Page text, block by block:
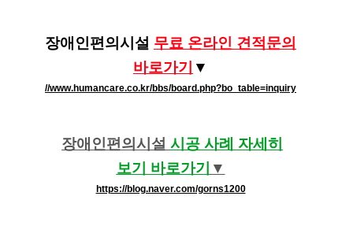
장애인편의시설 무료 온라인 견적문의
바로가기​ ​​▼
//www.humancare.co.kr/bbs/board.php?bo_table=inquiry
장애인편의시설 시공 사례 자세히
보기
바로가기 ​​▼
https://blog.naver.com/gorns1200